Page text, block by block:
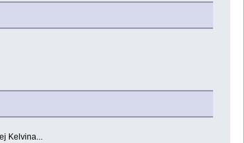
Kelvina...